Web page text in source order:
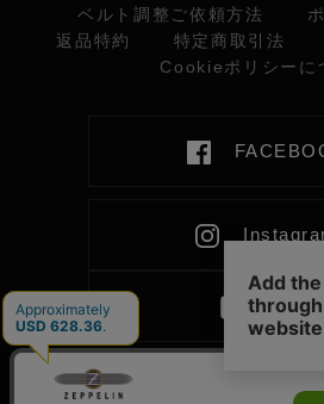
ベルト調整ご依頼方法
返品特約
特定商取引法
Cookieポリシーに
LINE